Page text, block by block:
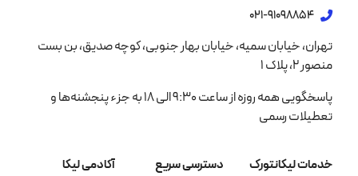
021-91098854
تهران، خیابان سمیه، خیابان بهار جنوبی، کوچه صدیق، بن بست
منصور 2، پلاک 1
پاسخگویی همه روزه از ساعت 9:30 الی 18 به جزء پنجشنه‌ها و
تعطیلات رسمی
خدمات لیکانتورک دسترسی سریع آکادمی لیکا